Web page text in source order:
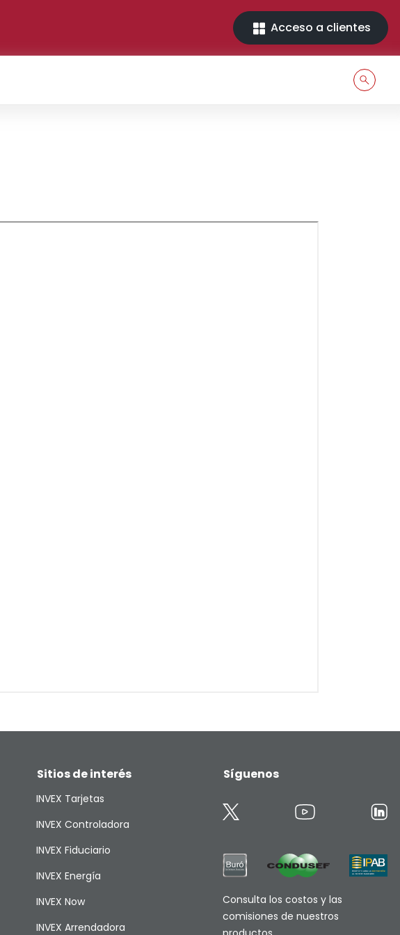
Acceso a clientes
Sitios de interés
INVEX Tarjetas
INVEX Controladora
INVEX Fiduciario
INVEX Energía
INVEX Now
INVEX Arrendadora
Síguenos
Consulta los costos y las
comisiones de nuestros